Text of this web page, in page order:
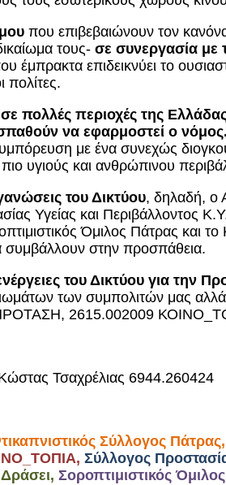
που επιβεβαιώνουν τον
τους- σε συνεργασία με
έμπρακτα επιδεικνύει το
πολίτες.
σε πολλές περιοχές της
να εφαρμοστεί ο νόμος.
με ένα συνεχώς
υγιούς και ανθρώπινου
του Δικτύου, δηλαδή, ο
Υγείας και Περιβάλλοντος
Όμιλος Πάτρας
συμβάλλουν στην προσπάθεια.
του Δικτύου για την
των συμπολιτών μας
2615.002009
Τσαχρέλιας 6944.260424
Σύλλογος
Σύλλογος
Δράσει, Σοροπτιμιστικός